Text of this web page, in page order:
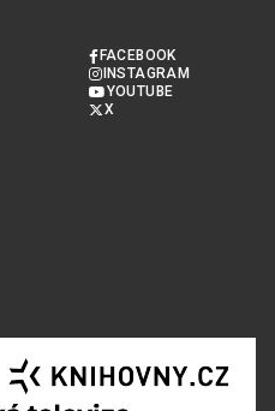
FACEBOOK
INSTAGRAM
YOUTUBE
X